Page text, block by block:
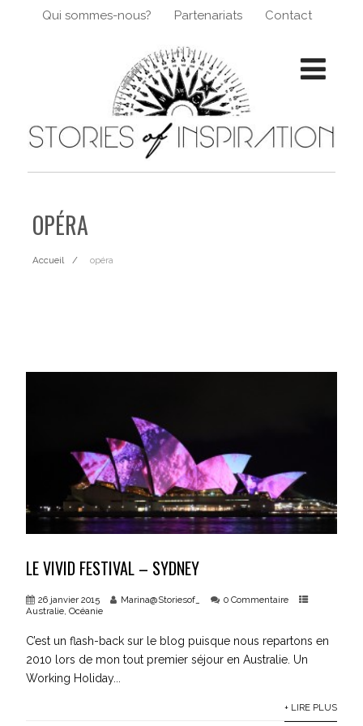
Qui sommes-nous? Partenariats Contact
OPÉRA
Accueil opéra
LE VIVID FESTIVAL – SYDNEY
26 janvier 2015 Marina@Storiesof_
0 Commentaire
Australie,Océanie
C’est un flash-back sur le blog puisque nous repartons en
2010 lors de mon tout premier séjour en Australie. Un
Working Holiday...
+ LIRE PLUS